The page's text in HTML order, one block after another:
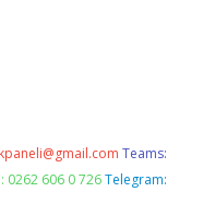
Teams:
0262 606 0 726 Telegram: